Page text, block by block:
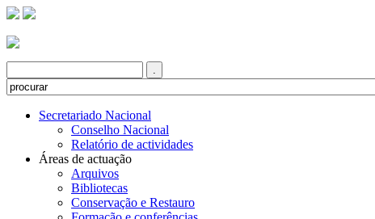
Secretariado Nacional
Conselho Nacional
Relatório de actividades
Áreas de actuação
Arquivos
Bibliotecas
Conservação e Restauro